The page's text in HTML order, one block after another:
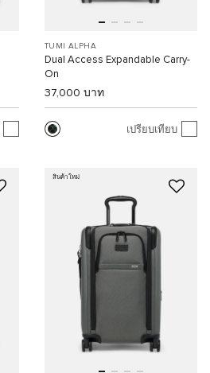
TUMI ALPHA
Dual Access Expandable Carry-
On
37,000 บาท
เปรียบเทียบ
สินค้าใหม่